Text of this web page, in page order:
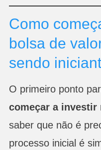
Como
bolsa de
sendo
O primeiro ponto
começar a investir
saber que não é
processo inicial é